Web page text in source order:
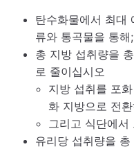
탄수화물에서 최대
류와 통곡물을 통해;
총 지방 섭취량을
로 줄이십시오
지방 섭취를 포
화 지방으로 전
그리고 식단에서
유리당 섭취량을